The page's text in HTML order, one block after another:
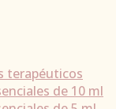
terapéuticos
de 10 ml